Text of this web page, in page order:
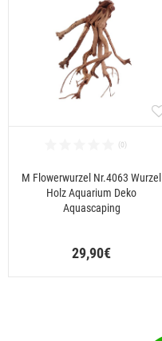
M Flowerwurzel Nr.4063 Wurzel
Holz Aquarium Deko
Aquascaping
29,90€